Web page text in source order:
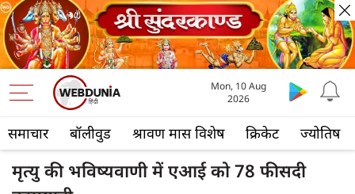
समाचार बॉलीवुड श्रावण मास विशेष क्रिकेट ज्योतिष
Mon, 10 Aug
2026
मृत्यु की भविष्यवाणी में एआई को 78 फीसदी